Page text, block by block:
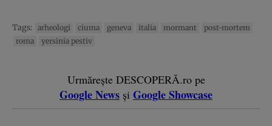
Tags: arheologi ciuma geneva italia mormant
post-mortem
roma
yersinia pestiv
Urmărește DESCOPERĂ.ro pe
Google News și Google Showcase